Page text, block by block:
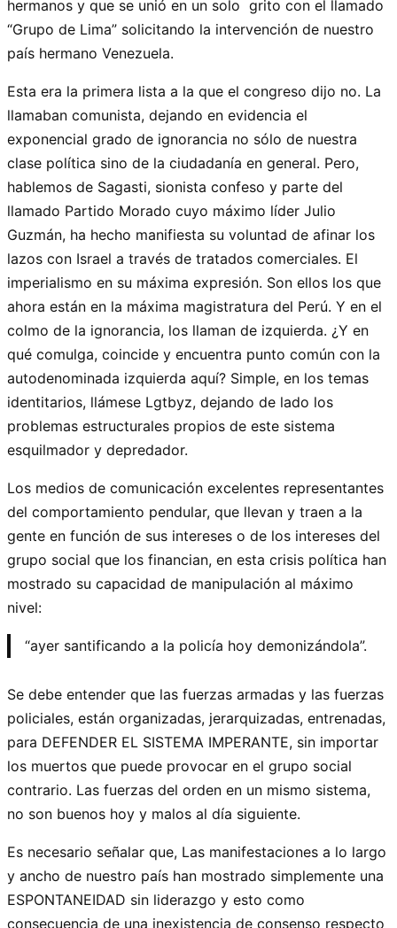
hermanos y que se unió en un solo grito con el llamado
“Grupo de Lima” solicitando la intervención de nuestro
país hermano Venezuela.
Esta era la primera lista a la que el congreso dijo no. La
llamaban comunista, dejando en evidencia el
exponencial grado de ignorancia no sólo de nuestra
clase política sino de la ciudadanía en general. Pero,
hablemos de Sagasti, sionista confeso y parte del
llamado Partido Morado cuyo máximo líder Julio
Guzmán, ha hecho manifiesta su voluntad de afinar los
lazos con Israel a través de tratados comerciales. El
imperialismo en su máxima expresión. Son ellos los que
ahora están en la máxima magistratura del Perú. Y en el
colmo de la ignorancia, los llaman de izquierda. ¿Y en
qué comulga, coincide y encuentra punto común con la
autodenominada izquierda aquí? Simple, en los temas
identitarios, llámese Lgtbyz, dejando de lado los
problemas estructurales propios de este sistema
esquilmador y depredador.
Los medios de comunicación excelentes representantes
del comportamiento pendular, que llevan y traen a la
gente en función de sus intereses o de los intereses del
grupo social que los financian, en esta crisis política han
mostrado su capacidad de manipulación al máximo
nivel:
“ayer santificando a la policía hoy demonizándola”.
Se debe entender que las fuerzas armadas y las fuerzas
policiales, están organizadas, jerarquizadas, entrenadas,
para DEFENDER EL SISTEMA IMPERANTE, sin importar
los muertos que puede provocar en el grupo social
contrario. Las fuerzas del orden en un mismo sistema,
no son buenos hoy y malos al día siguiente.
Es necesario señalar que, Las manifestaciones a lo largo
y ancho de nuestro país han mostrado simplemente una
ESPONTANEIDAD sin liderazgo y esto como
consecuencia de una inexistencia de consenso respecto